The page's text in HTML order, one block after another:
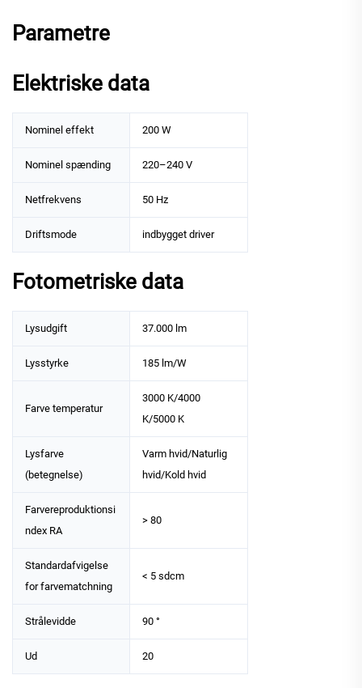
Parametre
Elektriske data
Nominel effekt 200 W
Nominel spænding 220–240 V
Netfrekvens 50 Hz
Driftsmode indbygget driver
Fotometriske data
Lysudgift 37.000 lm
Lysstyrke 185 lm/W
Farve temperatur
3000 K/4000
K/5000 K
Lysfarve
(betegnelse)
Varm hvid/Naturlig
hvid/Kold hvid
Farvereproduktionsi
ndex RA
> 80
Standardafvigelse
for farvematchning
< 5 sdcm
Strålevidde 90 °
Ud 20